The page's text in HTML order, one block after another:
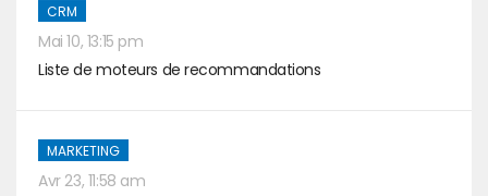
CRM
Mai 10, 13:15 pm
Liste de moteurs de recommandations
MARKETING
Avr 23, 11:58 am